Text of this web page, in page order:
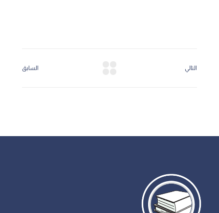
السابق التالي